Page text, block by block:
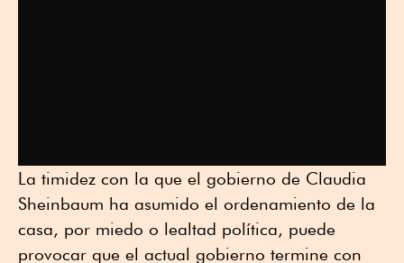
La timidez con la que el gobierno de Claudia
Sheinbaum ha asumido el ordenamiento de la
casa, por miedo o lealtad política, puede
provocar que el actual gobierno termine con